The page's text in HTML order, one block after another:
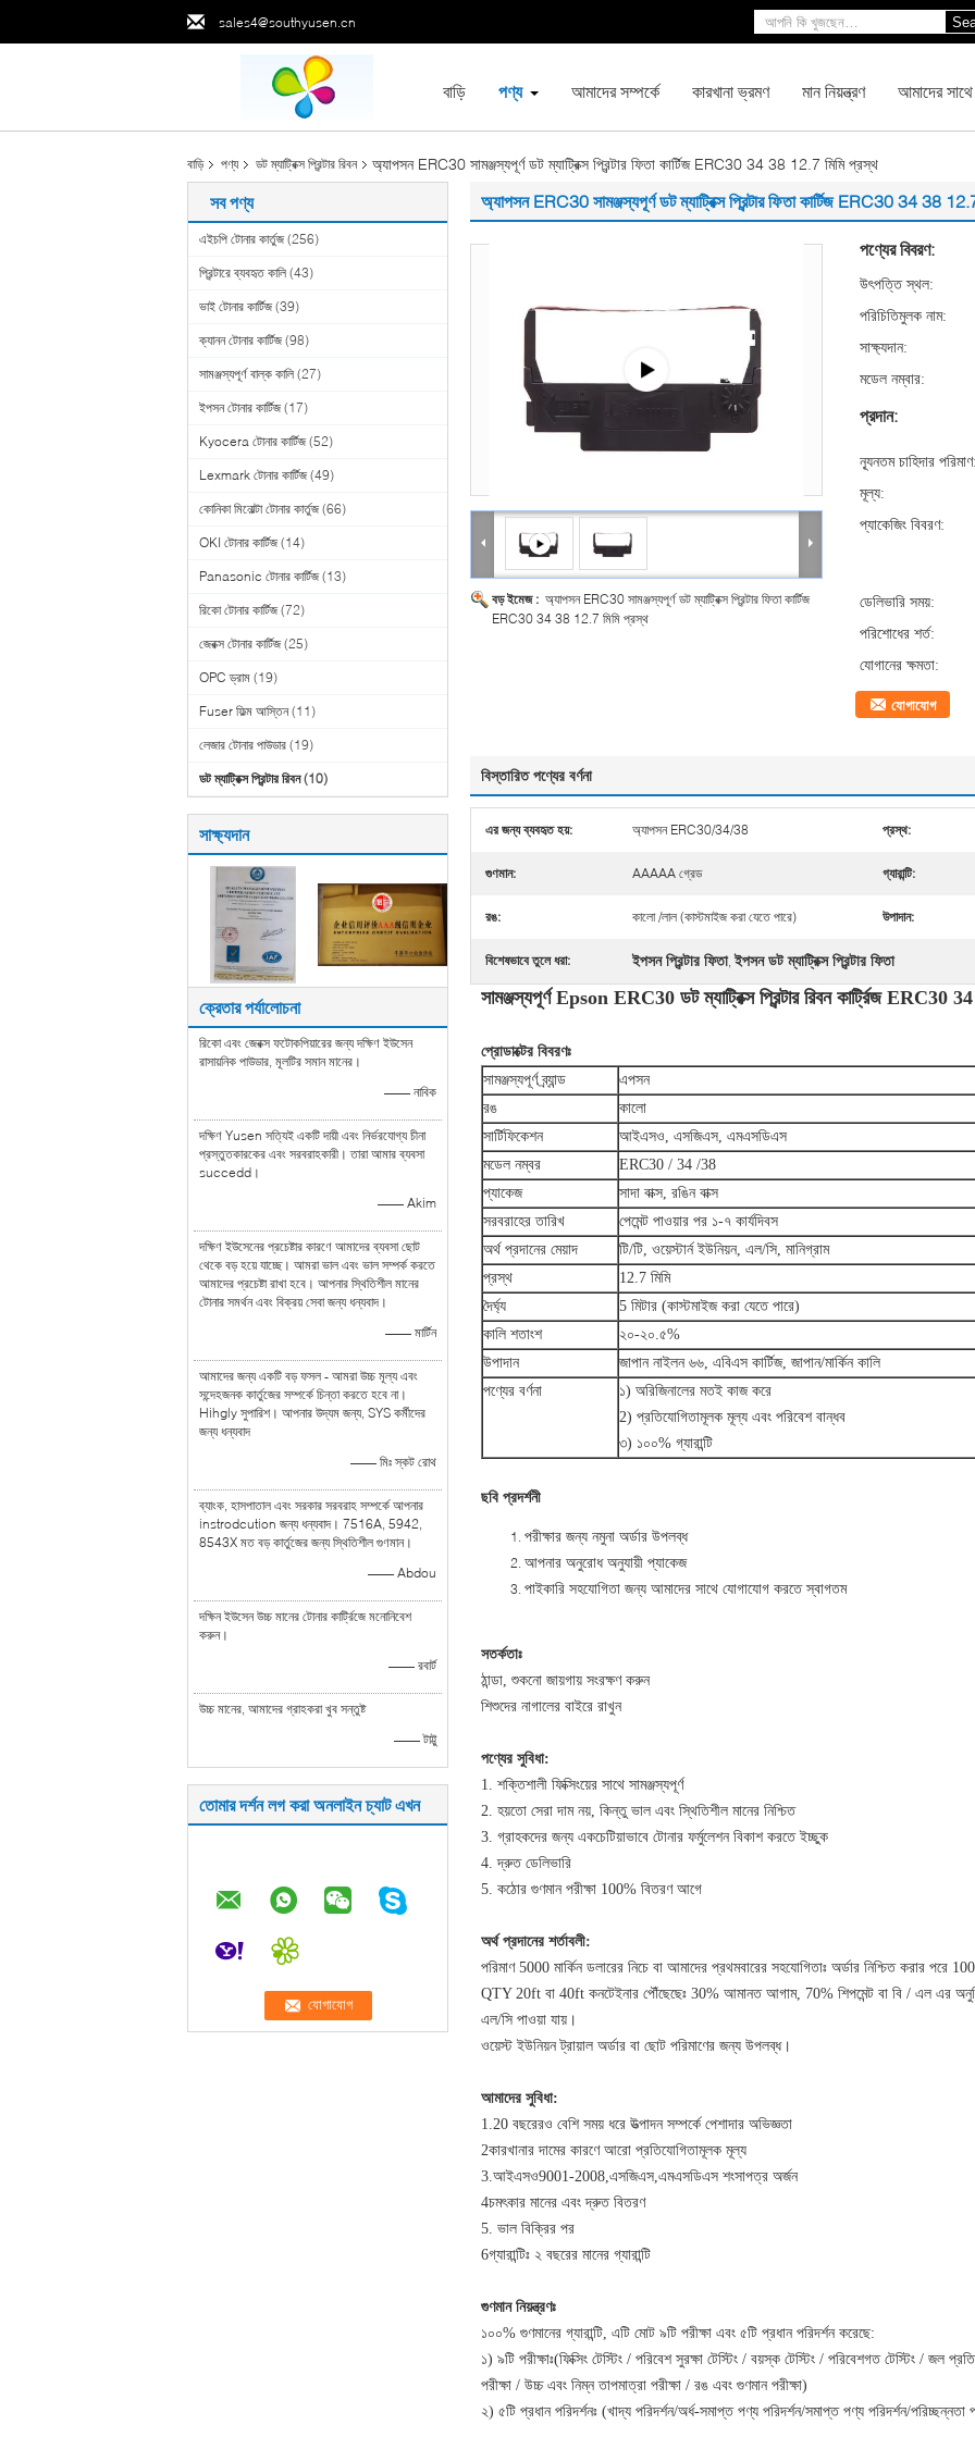
sales4@southyusen.cn
বাড়ি পণ্য আমাদের সম্পর্কে কারখানা ভ্রমণ মান নিয়ন্ত্রণ আমাদের
বাড়ি পণ্য ডট ম্যাট্রিক্স প্রিন্টার রিবন অ্যাপসন ERC30 সামঞ্জস্যপূর্ণ ডট ম্যাট্রিক্স প্রিন্টার ফিতা কার্টিজ ERC30 34 38 12.7 মিমি প্রস্থ
সব পণ্য
এইচপি টোনার কার্তুজ (256)
প্রিন্টারে ব্যবহৃত কালি (43)
ভাই টোনার কার্টিজ (39)
ক্যানন টোনার কার্টিজ (98)
সামঞ্জস্যপূর্ণ বাল্ক কালি (27)
ইপসন টোনার কার্টিজ (17)
Kyocera টোনার কার্টিজ (52)
Lexmark টোনার কার্টিজ (49)
কোনিকা মিনোল্টা টোনার কার্তুজ (66)
OKI টোনার কার্টিজ (14)
Panasonic টোনার কার্টিজ (13)
রিকো টোনার কার্টিজ (72)
জেরক্স টোনার কার্টিজ (25)
OPC ড্রাম (19)
Fuser ফিল্ম আস্তিন (11)
লেজার টোনার পাউডার (19)
ডট ম্যাট্রিক্স প্রিন্টার রিবন (10)
সাক্ষ্যদান
ক্রেতার পর্যালোচনা
রিকো এবং জেরক্স ফটোকপিয়ারের জন্য দক্ষিণ ইউসেন
রাসায়নিক পাউডার, মূলটির সমান মানের।
—— নাবিক
দক্ষিণ Yusen সত্যিই একটি দায়ী এবং নির্ভরযোগ্য চীনা
প্রস্তুতকারকের এবং সরবরাহকারী। তারা আমার ব্যবসা
succedd।
—— Akim
দক্ষিণ ইউসেনের প্রচেষ্টার কারণে আমাদের ব্যবসা ছোট
থেকে বড় হয়ে যাচ্ছে। আমরা ভাল এবং ভাল সম্পর্ক করতে
আমাদের প্রচেষ্টা রাখা হবে। আপনার স্থিতিশীল মানের
টোনার সমর্থন এবং বিক্রয় সেবা জন্য ধন্যবাদ।
—— মার্টিন
আমাদের জন্য একটি বড় ফসল - আমরা উচ্চ মূল্য এবং
সন্দেহজনক কার্তুজের সম্পর্কে চিন্তা করতে হবে না।
Hihgly সুপারিশ। আপনার উদ্যম জন্য, SYS কর্মীদের
জন্য ধন্যবাদ
—— মিঃ স্কট রোথ
ব্যাংক, হাসপাতাল এবং সরকার সরবরাহ সম্পর্কে আপনার
instrodcution জন্য ধন্যবাদ। 7516A, 5942,
8543X মত বড় কার্তুজের জন্য স্থিতিশীল গুণমান।
—— Abdou
দক্ষিন ইউসেন উচ্চ মানের টোনার কার্ট্রিজে মনোনিবেশ
করুন।
—— রবার্ট
উচ্চ মানের, আমাদের গ্রাহকরা খুব সন্তুষ্ট
—— টাট্টু
তোমার দর্শন লগ করা অনলাইন চ্যাট এখন
অ্যাপসন ERC30 সামঞ্জস্যপূর্ণ ডট ম্যাট্রিক্স প্রিন্টার ফিতা কার্টিজ ERC30 34 38
বড় ইমেজ : অ্যাপসন ERC30 সামঞ্জস্যপূর্ণ ডট ম্যাট্রিক্স প্রিন্টার ফিতা কার্টিজ
ERC30 34 38 12.7 মিমি প্রস্থ
পণ্যের বিবরণ:
উৎপত্তি স্থল:
পরিচিতিমুলক নাম:
সাক্ষ্যদান:
মডেল নম্বার:
প্রদান:
ন্যূনতম চাহিদার
মূল্য:
প্যাকেজিং বিবরণ:
ডেলিভারি সময়:
পরিশোধের শর্ত:
যোগানের ক্ষমতা:
যোগাযোগ
বিস্তারিত পণ্যের বর্ণনা
এর জন্য ব্যবহৃত হয়: অ্যাপসন ERC30/34/38 প্রস্থ:
গুণমান: AAAAA গ্রেড গ্যারান্টি:
রঙ: কালো /লাল (কাস্টমাইজ করা যেতে পারে) উপাদান:
বিশেষভাবে তুলে ধরা: ইপসন প্রিন্টার ফিতা, ইপসন ডট ম্যাট্রিক্স প্রিন্টার ফিতা
সামঞ্জস্যপূর্ণ Epson ERC30 ডট ম্যাট্রিক্স প্রিন্টার রিবন কার্ট্রিজ ERC30
প্রোডাক্টের বিবরণঃ
সামঞ্জস্যপূর্ণ ব্র্যান্ড
এপসন
রঙ
কালো
সার্টিফিকেশন
আইএসও, এসজিএস, এমএসডিএস
মডেল নম্বর
ERC30 / 34 /38
প্যাকেজ
সাদা বাক্স, রঙিন বাক্স
সরবরাহের তারিখ
পেমেন্ট পাওয়ার পর ১-৭ কার্যদিবস
অর্থ প্রদানের মেয়াদ
টি/টি, ওয়েস্টার্ন ইউনিয়ন, এল/সি, মানিগ্রাম
প্রস্থ
12.7 মিমি
দৈর্ঘ্য
5 মিটার (কাস্টমাইজ করা যেতে পারে)
কালি শতাংশ
২০-২০.৫%
উপাদান
জাপান নাইলন ৬৬, এবিএস কার্টিজ, জাপান/মার্কিন কালি
পণ্যের বর্ণনা
১) অরিজিনালের মতই কাজ করে
2) প্রতিযোগিতামূলক মূল্য এবং পরিবেশ বান্ধব
৩) ১০০% গ্যারান্টি
ছবি প্রদর্শনী
পরীক্ষার জন্য নমুনা অর্ডার উপলব্ধ
আপনার অনুরোধ অনুযায়ী প্যাকেজ
পাইকারি সহযোগিতা জন্য আমাদের সাথে যোগাযোগ করতে স্বাগতম
সতর্কতাঃ
ঠান্ডা, শুকনো জায়গায় সংরক্ষণ করুন
শিশুদের নাগালের বাইরে রাখুন
পণ্যের সুবিধা:
1. শক্তিশালী ফিক্সিংয়ের সাথে সামঞ্জস্যপূর্ণ
2. হয়তো সেরা দাম নয়, কিন্তু ভাল এবং স্থিতিশীল মানের নিশ্চিত
3. গ্রাহকদের জন্য একচেটিয়াভাবে টোনার ফর্মুলেশন বিকাশ করতে ইচ্ছুক
4. দ্রুত ডেলিভারি
5. কঠোর গুণমান পরীক্ষা 100% বিতরণ আগে
অর্থ প্রদানের শর্তাবলী:
পরিমাণ 5000 মার্কিন ডলারের নিচে বা আমাদের প্রথমবারের সহযোগিতাঃ অর্ডার নিশ্চিত করার পরে
QTY 20ft বা 40ft কনটেইনার পৌঁছেছেঃ 30% আমানত আগাম, 70% শিপমেন্ট বা বি / এল এর
এল/সি পাওয়া যায়।
ওয়েস্ট ইউনিয়ন ট্রায়াল অর্ডার বা ছোট পরিমাণের জন্য উপলব্ধ।
আমাদের সুবিধা:
1.20 বছরেরও বেশি সময় ধরে উত্পাদন সম্পর্কে পেশাদার অভিজ্ঞতা
2কারখানার দামের কারণে আরো প্রতিযোগিতামূলক মূল্য
3.আইএসও9001-2008,এসজিএস,এমএসডিএস শংসাপত্র অর্জন
4চমৎকার মানের এবং দ্রুত বিতরণ
5. ভাল বিক্রির পর
6গ্যারান্টিঃ ২ বছরের মানের গ্যারান্টি
গুণমান নিয়ন্ত্রণঃ
১০০% গুণমানের গ্যারান্টি, এটি মোট ৯টি পরীক্ষা এবং ৫টি প্রধান পরিদর্শন করেছে:
১) ৯টি পরীক্ষাঃ(ফিক্সিং টেস্টিং / পরিবেশ সুরক্ষা টেস্টিং / বয়স্ক টেস্টিং / পরিবেশগত টেস্টিং / জল
পরীক্ষা / উচ্চ এবং নিম্ন তাপমাত্রা পরীক্ষা / রঙ এবং গুণমান পরীক্ষা)
২) ৫টি প্রধান পরিদর্শনঃ (খাদ্য পরিদর্শন/অর্ধ-সমাপ্ত পণ্য পরিদর্শন/সমাপ্ত পণ্য পরিদর্শন/পরিচ্ছন্নতা